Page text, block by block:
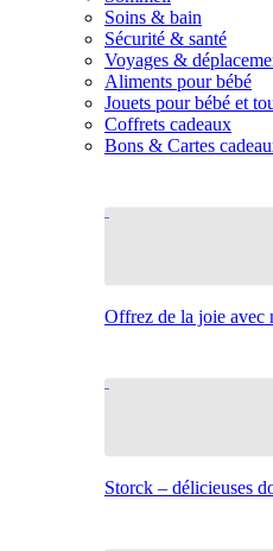
Soins & bain
Sécurité & santé
Voyages &
Aliments pour bébé
Jouets pour bébé et
Coffrets cadeaux
Bons & Cartes
Offrez de la joie avec
Storck – délicieuses